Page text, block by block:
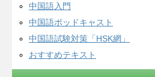
中国語入門
中国語ポッドキャスト
中国語試験対策「HSK網」
おすすめテキスト